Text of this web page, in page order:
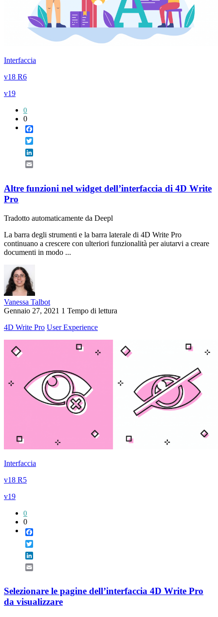
Interfaccia
v18 R6
v19
0
0
Altre funzioni nel widget dell’interfaccia di 4D Write
Pro
Tradotto automaticamente da Deepl
La barra degli strumenti e la barra laterale di 4D Write Pro
continuano a crescere con ulteriori funzionalità per aiutarvi a creare
documenti in modo ...
Vanessa Talbot
Gennaio 27, 2021 1 Tempo di lettura
4D Write Pro User Experience
Interfaccia
v18 R5
v19
0
0
Selezionare le pagine dell’interfaccia 4D Write Pro
da visualizzare